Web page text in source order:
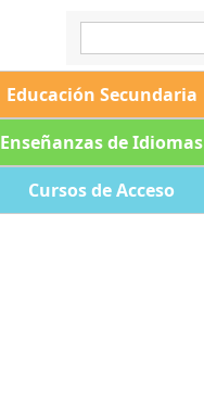
Educación Secundaria
Enseñanzas de Idiomas
Cursos de Acceso